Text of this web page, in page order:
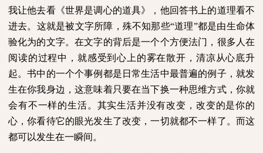
我让他去看《世界是调心的道具》，他回答书上的道理看不
进去。这就是被文字所障，殊不知那些“道理”都是由生命体
验化为的文字。在文字的背后是一个个方便法门，很多人在
阅读的过程中，就感受到心上的雾在散开，清凉从心底升
起。书中的一个个事例都是日常生活中最普遍的例子，就发
生在你我身边，这意味着只要在当下换一种思维方式，你就
会有不一样的生活。其实生活并没有改变，改变的是你的
心，你看待它的眼光发生了改变，一切就都不一样了。而这
都可以发生在一瞬间。